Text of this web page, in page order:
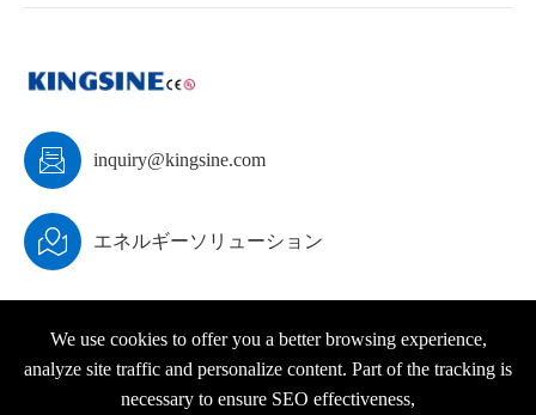
 inquiry@kingsine.com
 エネルギーソリューション
著作権 © KINGSINE Electric
すべての権利が予約されて
We use cookies to offer you a better browsing experience,
analyze site traffic and personalize content. Part of the tracking is
necessary to ensure SEO effectiveness,